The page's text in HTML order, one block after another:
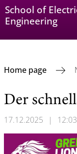
School of
Engineering
Home page
Der
17.12.2025 |